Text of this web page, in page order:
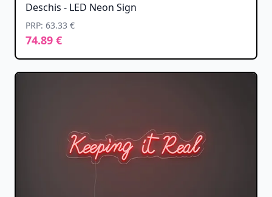
Deschis - LED Neon Sign
PRP: 63.33 €
74.89 €